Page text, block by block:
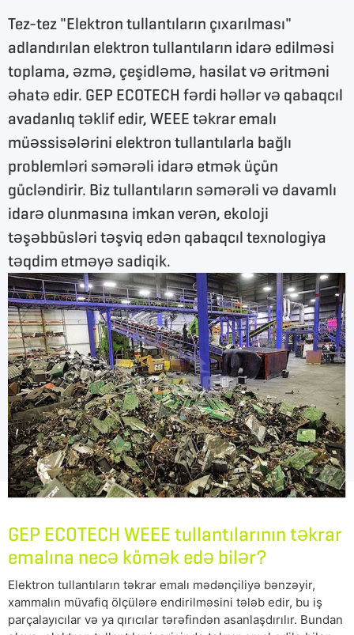
Tez-tez "Elektron tullantıların çıxarılması"
adlandırılan elektron tullantıların idarə edilməsi
toplama, əzmə, çeşidləmə, hasilat və əritməni
əhatə edir. GEP ECOTECH fərdi həllər və qabaqcıl
avadanlıq təklif edir, WEEE təkrar emalı
müəssisələrini elektron tullantılarla bağlı
problemləri səmərəli idarə etmək üçün
gücləndirir. Biz tullantıların səmərəli və davamlı
idarə olunmasına imkan verən, ekoloji
təşəbbüsləri təşviq edən qabaqcıl texnologiya
təqdim etməyə sadiqik.
GEP ECOTECH WEEE tullantılarının təkrar
emalına necə kömək edə bilər?
Elektron tullantıların təkrar emalı mədənçiliyə bənzəyir,
xammalın müvafiq ölçülərə endirilməsini tələb edir, bu iş
parçalayıcılar və ya qırıcılar tərəfindən asanlaşdırılır. Bundan